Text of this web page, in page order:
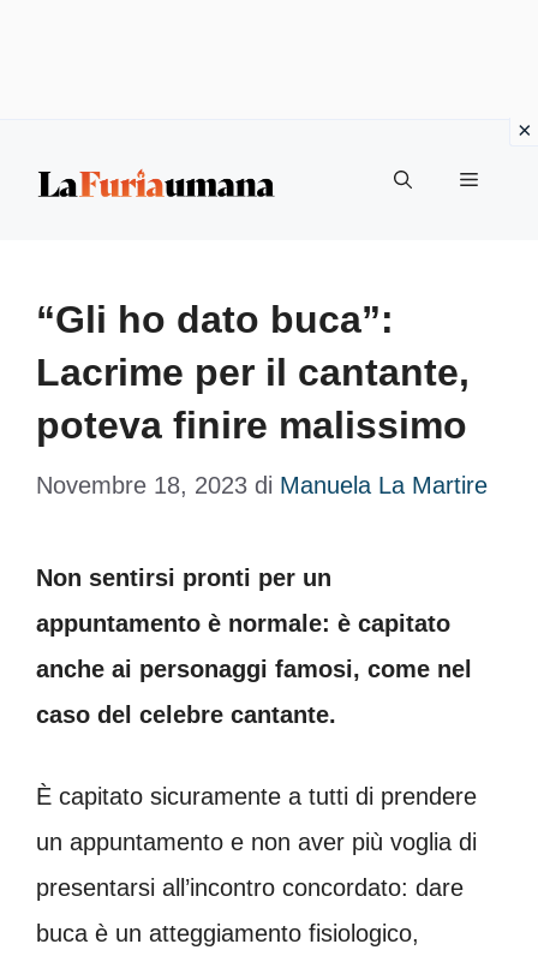
Menu
“Gli ho dato buca”:
Lacrime per il cantante,
poteva finire malissimo
Novembre 18, 2023 di Manuela La Martire
Non sentirsi pronti per un
appuntamento è normale: è capitato
anche ai personaggi famosi, come nel
caso del celebre cantante.
È capitato sicuramente a tutti di prendere
un appuntamento e non aver più voglia di
presentarsi all’incontro concordato: dare
buca è un atteggiamento fisiologico,